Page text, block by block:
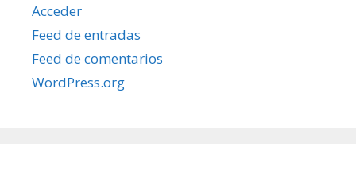
Acceder
Feed de entradas
Feed de comentarios
WordPress.org